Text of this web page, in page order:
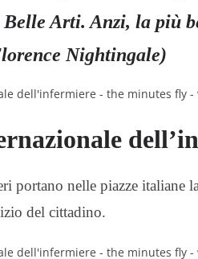
Arti. Anzi, la più
Nightingale)
nelle piazze italiane
del cittadino.